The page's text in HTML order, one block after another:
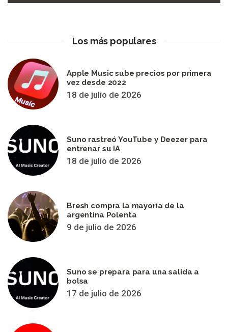
Los más populares
Apple Music sube precios por primera
vez desde 2022
18 de julio de 2026
Suno rastreó YouTube y Deezer para
entrenar su IA
18 de julio de 2026
Bresh compra la mayoría de la
argentina Polenta
9 de julio de 2026
Suno se prepara para una salida a
bolsa
17 de julio de 2026